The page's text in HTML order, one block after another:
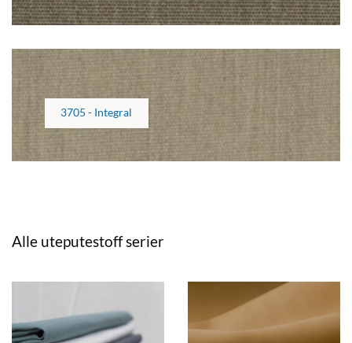
3705 - Integral
Alle uteputestoff serier